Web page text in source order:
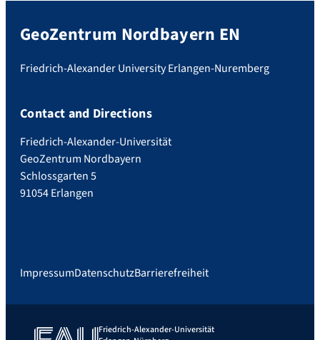
GeoZentrum Nordbayern EN
Friedrich-Alexander University Erlangen-Nuremberg
Contact and Directions
Friedrich-Alexander-Universität
GeoZentrum Nordbayern
Schlossgarten 5
91054 Erlangen
ImpressumDatenschutzBarrierefreiheit
Friedrich-Alexander-Universität